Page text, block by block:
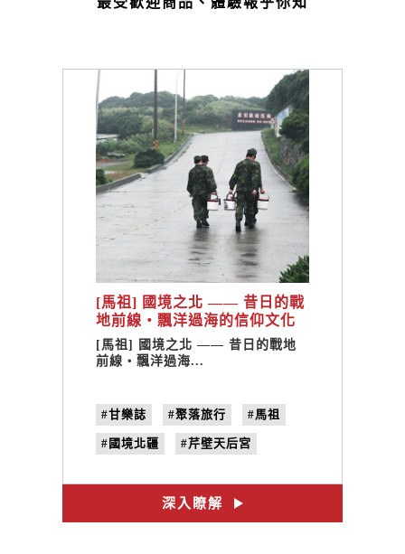
[馬祖] 國境之北 —— 昔日的戰
地前線・飄洋過海的信仰文化
[馬祖] 國境之北 —— 昔日的戰地
前線・飄洋過海...
#甘樂誌 #聚落旅行 #馬祖
#國境北疆 #芹壁天后宮
#北海坑道
深入瞭解